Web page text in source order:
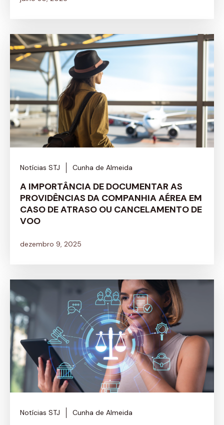
Notícias STJ Cunha de Almeida
A IMPORTÂNCIA DE DOCUMENTAR AS
PROVIDÊNCIAS DA COMPANHIA AÉREA EM
CASO DE ATRASO OU CANCELAMENTO DE
VOO
dezembro 9, 2025
Notícias STJ Cunha de Almeida